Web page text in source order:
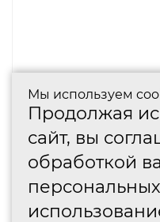
Мы используем
Продолжая
сайт, вы
обработкой